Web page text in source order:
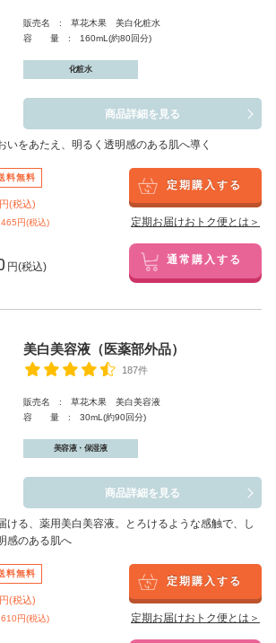
販売名 : 草花木果 美白化粧水
容 量 : 160mL(約80回分)
化粧水
商品詳細を見る
いをあたえ、明るく透明感のある肌へ導く
料無料
円(税込)
円(税込)
定期購入する
定期お届けおトク便とは＞
円(税込) 通常購入する
美白美容液（医薬部外品）
187件
販売名 : 草花木果 美白美容液
容 量 : 30mL(約90回分)
美容液・保湿液
商品詳細を見る
ける、薬用美白美容液。とろけるような感触で、し
感のある肌へ
料無料
円(税込)
円(税込)
定期購入する
定期お届けおトク便とは＞